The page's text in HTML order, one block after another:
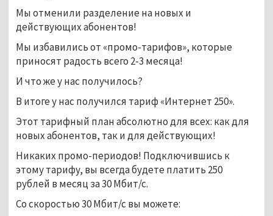
Мы отменили разделение на новых и
действующих абонентов!
Мы избавились от «промо-тарифов», которые
приносят радость всего 2-3 месяца!
И что же у нас получилось?
В итоге у нас получился тариф «Интернет 250».
Этот тарифный план абсолютно для всех: как для
новых абонентов, так и для действующих!
Никаких промо-периодов! Подключившись к
этому тарифу, вы всегда будете платить 250
рублей в месяц за 30 Мбит/с.
Со скоростью 30 Мбит/с вы можете: